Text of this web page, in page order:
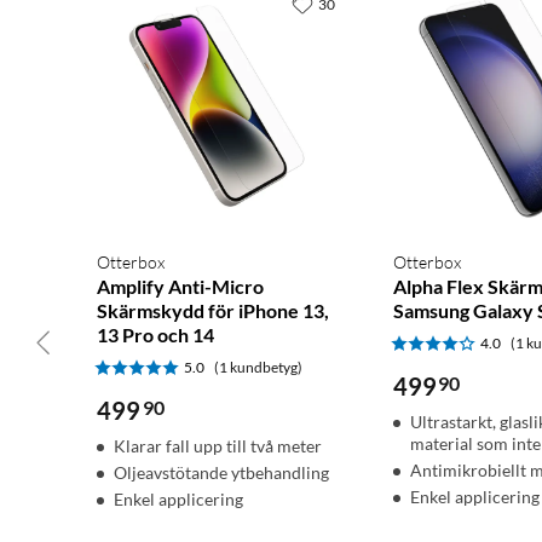
Med multi-band GPS får du åtkomst till flera frekvenser som
positionsnoggrannheten.
Få automatiska cacheuppdateringar från Geocaching Live
Garmin Explore-appen överförs alla skatter till din profil på
Digital kompass
Hitta rätt bäring med den digitala kompassen, som ger en
När du är ansluten till appen Garmin Explore får du
Otterbox
Amplify Anti-Micro
Skärmskydd för iPhone 13,
13 Pro och 14
5.0 (1 kundbetyg)
499 90
Klarar fall upp till två meter
Oljeavstötande ytbehandling
Enkel applicering
30
Otterbox
Alpha Flex
Samsung Galaxy
4.0 (1
49990
Ultrastarkt,
material som
Antimikrobiellt
Enkel applicering